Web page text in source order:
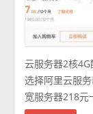
云服务器2核
选择阿里云服
宽服务器218元